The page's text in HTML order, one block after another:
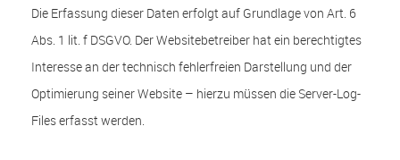
Die Erfassung dieser Daten erfolgt auf Grundlage von Art. 6
Abs. 1 lit. f DSGVO. Der Websitebetreiber hat ein berechtigtes
Interesse an der technisch fehlerfreien Darstellung und der
Optimierung seiner Website – hierzu müssen die Server-Log-
Files erfasst werden.